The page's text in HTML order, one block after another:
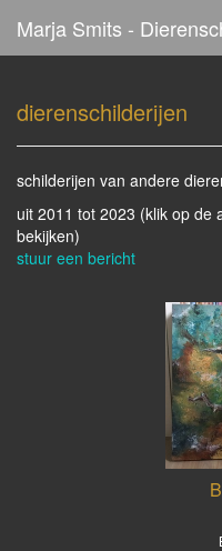
Marja Smits -
dierenschilderijen
schilderijen van andere
uit 2011 tot 2023 (klik op de
bekijken)
stuur een bericht